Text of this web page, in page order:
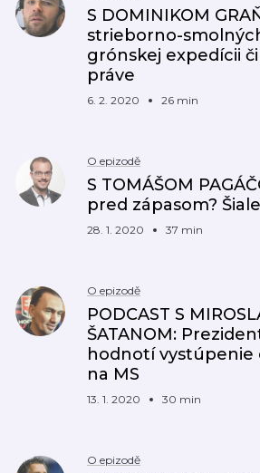
S DOMINIKOM
strieborno-
grónskej expedícii
práve
6. 2. 2020 26 min
O epizodě
S TOMÁŠOM
pred zápasom?
28. 1. 2020 37 min
O epizodě
PODCAST S
ŠATANOM:
hodnotí vystúpenie
na MS
13. 1. 2020 30 min
O epizodě